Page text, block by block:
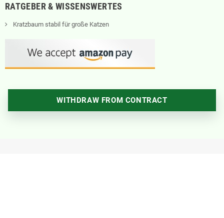
RATGEBER & WISSENSWERTES
Kratzbaum stabil für große Katzen
WITHDRAW FROM CONTRACT